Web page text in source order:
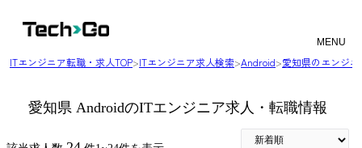
MENU
ITエンジニア転職・求人TOP>ITエンジニア求人検索>Android>愛知県のエンジ
愛知県 AndroidのITエンジニア求人・転職情報